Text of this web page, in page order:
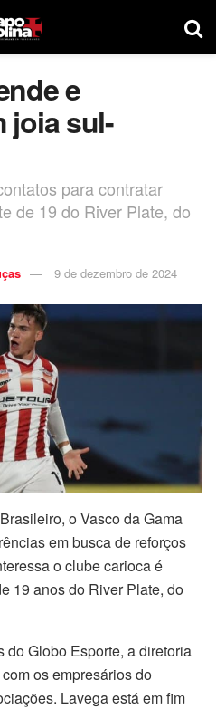
e
joia sul-
para contratar
de 19 do River Plate, do
9 de dezembro de 2024
o Vasco da Gama
em busca de reforços
o clube carioca é
19 anos do River Plate, do
do Globo Esporte, a diretoria
os empresários do
Lavega está em fim